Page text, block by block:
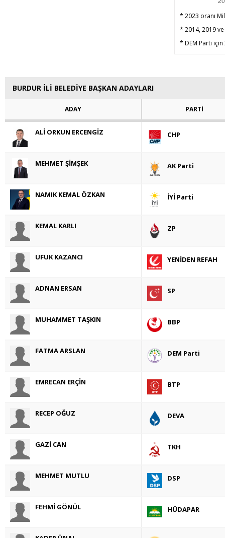
* 2023 oranı
* 2014, 2019
* DEM Parti için
BURDUR İLİ BELEDİYE BAŞKAN ADAYLARI
ADAY PARTİ
ALİ ORKUN ERCENGİZ CHP
MEHMET ŞİMŞEK AK Parti
NAMIK KEMAL ÖZKAN İYİ Parti
KEMAL KARLI ZP
UFUK KAZANCI YENİDEN REFAH
ADNAN ERSAN SP
MUHAMMET TAŞKIN BBP
FATMA ARSLAN DEM Parti
EMRECAN ERÇİN BTP
RECEP OĞUZ DEVA
GAZİ CAN TKH
MEHMET MUTLU DSP
FEHMİ GÖNÜL HÜDAPAR